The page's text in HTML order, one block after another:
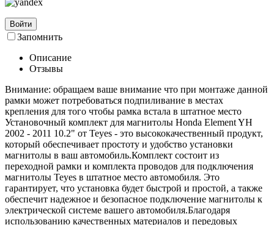
Войти
Запомнить
Описание
Отзывы
Внимание: обращаем ваше внимание что при монтаже данной
рамки может потребоваться подпиливание в местах
крепления для того чтобы рамка встала в штатное место
Установочный комплект для магнитолы Honda Element YH
2002 - 2011 10.2" от Teyes - это высококачественный продукт,
который обеспечивает простоту и удобство установки
магнитолы в ваш автомобиль.Комплект состоит из
переходной рамки и комплекта проводов для подключения
магнитолы Teyes в штатное место автомобиля. Это
гарантирует, что установка будет быстрой и простой, а также
обеспечит надежное и безопасное подключение магнитолы к
электрической системе вашего автомобиля.Благодаря
использованию качественных материалов и передовых